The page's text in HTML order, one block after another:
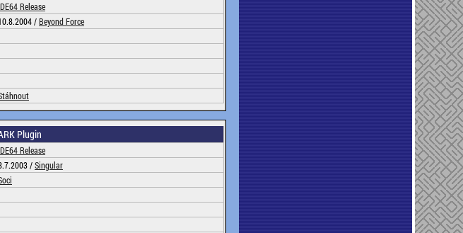
Release
/Beyond Force
Plugin
Release
/Singular